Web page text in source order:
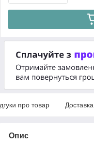
про товар Доставка
Опис